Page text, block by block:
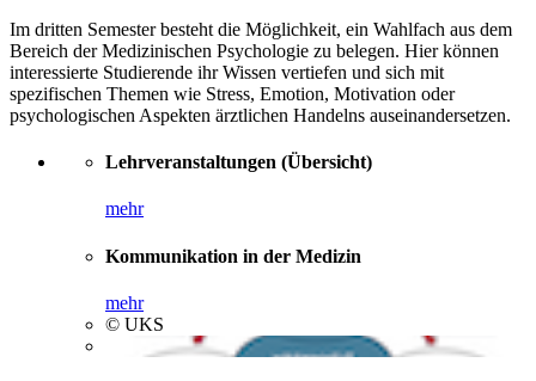
Im dritten Semester besteht die Möglichkeit, ein Wahlfach aus dem
Bereich der Medizinischen Psychologie zu belegen. Hier können
interessierte Studierende ihr Wissen vertiefen und sich mit
spezifischen Themen wie Stress, Emotion, Motivation oder
psychologischen Aspekten ärztlichen Handelns auseinandersetzen.
Lehrveranstaltungen (Übersicht)
mehr
Kommunikation in der Medizin
mehr
© UKS